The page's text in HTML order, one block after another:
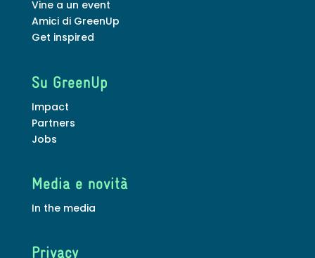
Vine a un event
Amici di GreenUp
Get inspired
Su GreenUp
Impact
Partners
Jobs
Media e novità
In the media
Privacy